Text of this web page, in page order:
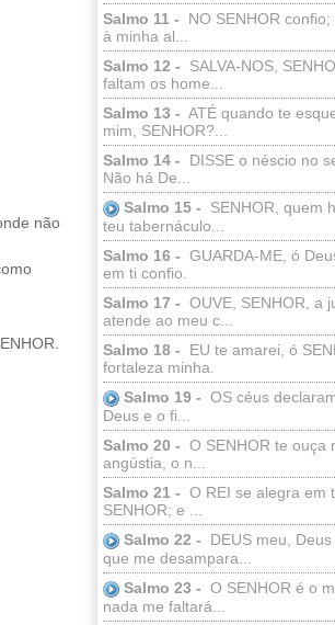
Salmo 11 -
NO SENHOR
à minha al...
Salmo 12 -
SALVA-NOS,
faltam os home...
Salmo 13 - ATÉ quando te
mim, SENHOR?...
Salmo 14 -
DISSE o néscio no
Não há De...
Salmo 15 -
SENHOR, quem
teu tabernáculo...
Salmo 16 - GUARDA-ME, ó
em ti confio.
Salmo 17 - OUVE, SENHOR, a
atende ao meu c...
Salmo 18 -
EU te amarei, ó
fortaleza minha.
Salmo 19 - OS céus
Deus e o fi...
Salmo 20 - O SENHOR te ouça
angústia, o n...
Salmo 21 - O REI se alegra em
SENHOR; e ...
Salmo 22 -
DEUS meu,
que me desampara...
Salmo 23 - O SENHOR é o
nada me faltará...
não